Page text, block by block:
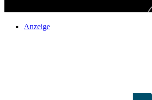
Anzeige